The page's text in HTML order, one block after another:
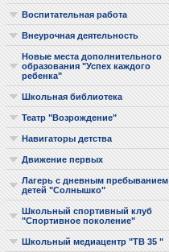
Воспитательная работа
Внеурочная деятельность
Новые места дополнительного
образования "Успех каждого
ребенка"
Школьная библиотека
Театр "Возрождение"
Навигаторы детства
Движение первых
Лагерь с дневным пребыванием
детей "Солнышко"
Школьный спортивный клуб
"Спортивное поколение"
Школьный медиацентр "ТВ 35 "